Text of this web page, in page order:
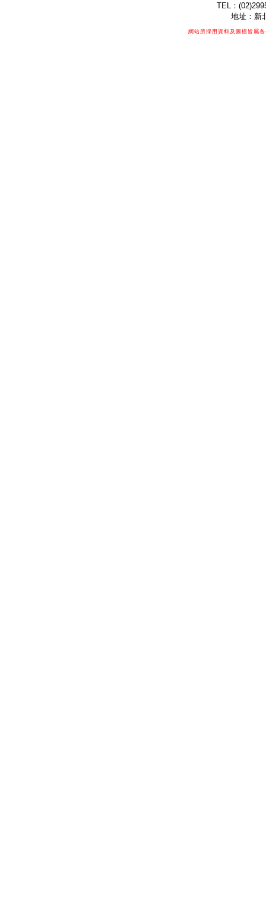
TEL：
地址：新
網站所採用資料及圖檔皆屬